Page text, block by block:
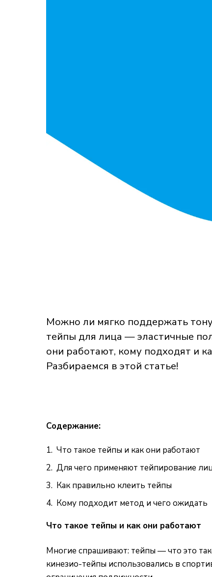
Можно ли мягко поддержать
тейпы для лица — эластичные
они работают, кому подходят и
Разбираемся в этой статье!
Содержание:
Что такое тейпы и как они работают
Для чего применяют тейпирование
Как правильно клеить тейпы
Кому подходит метод и чего ожидать
Что такое тейпы и как они работают
Многие спрашивают: тейпы — что это
кинезио-тейпы использовались в